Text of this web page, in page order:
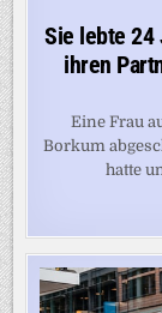
Sie lebte
ihren
Eine Frau
Borkum
hatte